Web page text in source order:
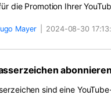
die Promotion Ihrer
Mayer 2024-08-30
abonnieren
sind eine